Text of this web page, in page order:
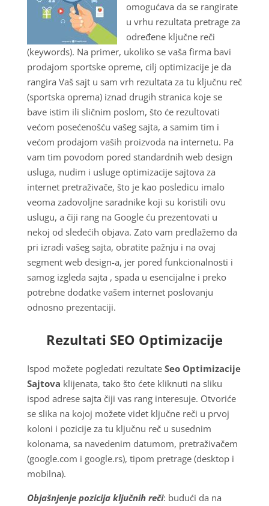
omogućava da se rangirate
u vrhu rezultata pretrage za
određene ključne reči
(keywords). Na primer, ukoliko se vaša firma bavi
prodajom sportske opreme, cilj optimizacije je da
rangira Vaš sajt u sam vrh rezultata za tu ključnu reč
(sportska oprema) iznad drugih stranica koje se
bave istim ili sličnim poslom, što će rezultovati
većom posećenošću vašeg sajta, a samim tim i
većom prodajom vaših proizvoda na internetu. Pa
vam tim povodom pored standardnih web design
usluga, nudim i usluge optimizacije sajtova za
internet pretraživače, što je kao posledicu imalo
veoma zadovoljne saradnike koji su koristili ovu
uslugu, a čiji rang na Google ću prezentovati u
nekoj od sledećih objava. Zato vam predlažemo da
pri izradi vašeg sajta, obratite pažnju i na ovaj
segment web design-a, jer pored funkcionalnosti i
samog izgleda sajta , spada u esencijalne i preko
potrebne dodatke vašem internet poslovanju
odnosno prezentaciji.
Rezultati SEO Optimizacije
Ispod možete pogledati rezultate Seo Optimizacije
Sajtova klijenata, tako što ćete kliknuti na sliku
ispod adrese sajta čiji vas rang interesuje. Otvoriće
se slika na kojoj možete videt ključne reči u prvoj
koloni i pozicije za tu ključnu reč u susednim
kolonama, sa navedenim datumom, pretraživačem
(google.com i google.rs), tipom pretrage (desktop i
mobilna).
Objašnjenje pozicija ključnih reči: budući da na